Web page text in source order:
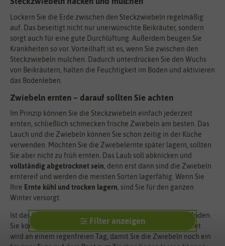
Lockern Sie die Erde zwischen den Steckzwiebeln regelmäßig
auf. Das beseitigt nicht nur unerwünschte Beikräuter, sondern
sorgt auch für eine gute Durchlüftung. Außerdem beugen Sie
Krankheiten so vor. Vorteilhaft ist es, wenn Sie zwischen den
Steckzwiebeln mulchen. Dadurch unterdrücken Sie den Wuchs
von Beikräutern, halten die Feuchtigkeit im Boden und aktivieren
das Bodenleben.
Zwiebeln ernten – darauf sollten Sie achten
Im Prinzip können Sie die Steckzwiebeln einfach jederzeit
ernten, schließlich schmecken frische Zwiebeln am besten. Das
Lauch und die Zwiebeln können Sie schon zeitig in der Küche
verwenden. Möchten Sie die Zwiebelernte später lagern, sollten
Sie aber nicht zu früh ernten. Das Laub soll abknicken und
vollständig abgetrocknet sein, denn erst dann sind die Zwiebeln
erntereif und werden die meisten Sorten lagerfähig. Wenn Sie
Ihre Ernte kühl und trocken lagern, sind Sie für den ganzen
Winter versorgt.
Ist das Laub abgewelkt, ziehen Sie die Zwiebeln aus dem Boden.
Sie können dazu auch eine Grabegabel verwenden. Geerntet
wird an einem regenfreien Tag, damit Sie die Zwiebeln noch ein
Filter anzeigen